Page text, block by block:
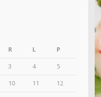
R L P
3 4 5
10 11 12